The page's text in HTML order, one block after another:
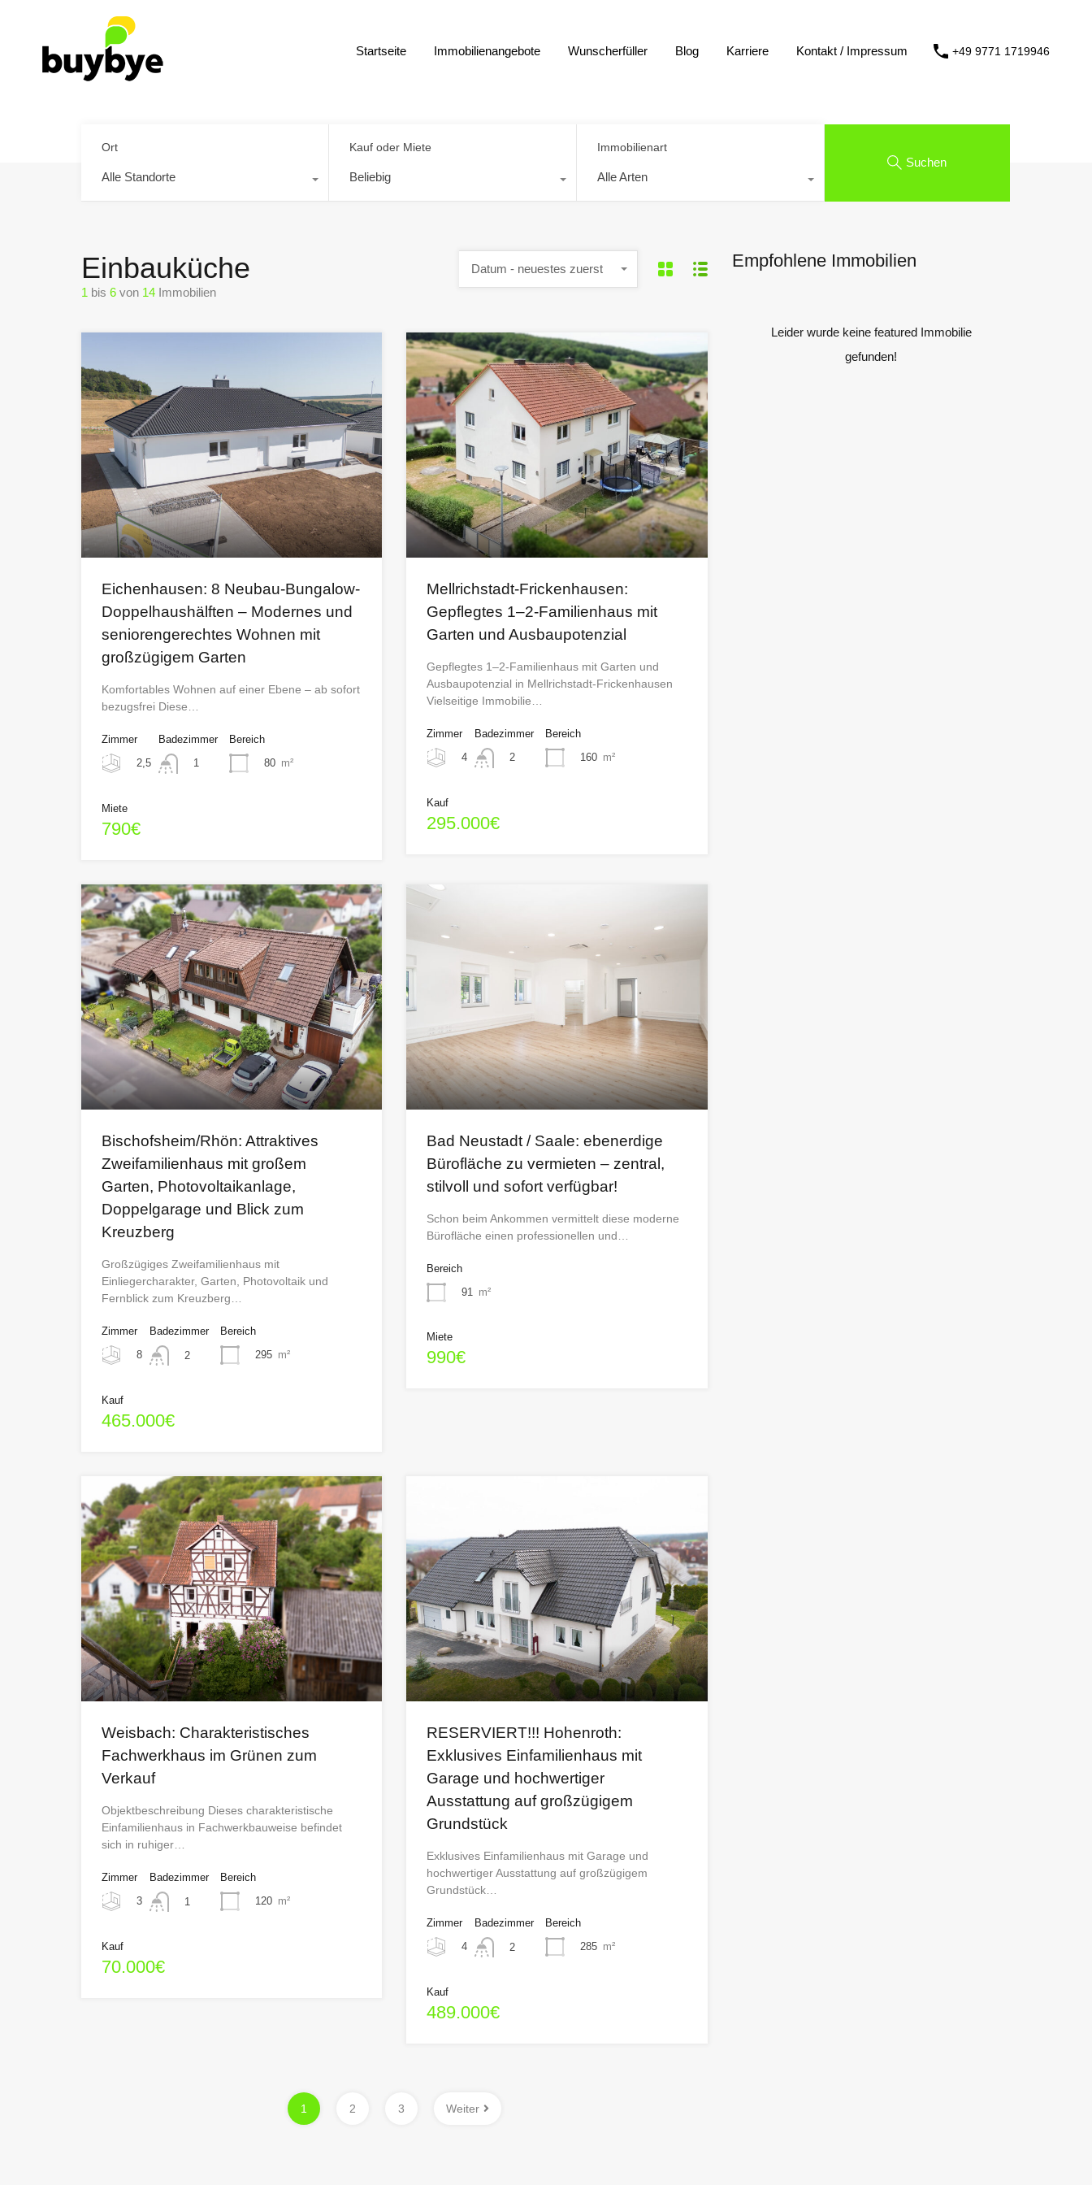
Startseite Immobilienangebote Wunscherfüller Blog Karriere Kontakt / Impressum +49 9771 1719946
Ort
Alle Standorte
Kauf oder Miete
Beliebig
Immobilienart
Alle Arten
Suchen
Einbauküche
1 bis 6 von 14 Immobilien
Datum - neuestes zuerst
Eichenhausen: 8 Neubau-Bungalow-
Doppelhaushälften – Modernes und
seniorengerechtes Wohnen mit
großzügigem Garten
Komfortables Wohnen auf einer Ebene – ab sofort
bezugsfrei Diese…
Zimmer
2,5
Badezimmer
1
Bereich
80 m²
Miete
790€
Mellrichstadt-Frickenhausen:
Gepflegtes 1–2-Familienhaus mit
Garten und Ausbaupotenzial
Gepflegtes 1–2-Familienhaus mit Garten und
Ausbaupotenzial in Mellrichstadt-Frickenhausen
Vielseitige Immobilie…
Zimmer
4
Badezimmer
2
Bereich
160 m²
Kauf
295.000€
Bischofsheim/Rhön: Attraktives
Zweifamilienhaus mit großem
Garten, Photovoltaikanlage,
Doppelgarage und Blick zum
Kreuzberg
Großzügiges Zweifamilienhaus mit
Einliegercharakter, Garten, Photovoltaik und
Fernblick zum Kreuzberg…
Zimmer
8
Badezimmer
2
Bereich
295 m²
Kauf
465.000€
Bad Neustadt / Saale: ebenerdige
Bürofläche zu vermieten – zentral,
stilvoll und sofort verfügbar!
Schon beim Ankommen vermittelt diese moderne
Bürofläche einen professionellen und…
Bereich
91 m²
Miete
990€
Weisbach: Charakteristisches
Fachwerkhaus im Grünen zum
Verkauf
Objektbeschreibung Dieses charakteristische
Einfamilienhaus in Fachwerkbauweise befindet
sich in ruhiger…
Zimmer
3
Badezimmer
1
Bereich
120 m²
Kauf
70.000€
RESERVIERT!!! Hohenroth:
Exklusives Einfamilienhaus mit
Garage und hochwertiger
Ausstattung auf großzügigem
Grundstück
Exklusives Einfamilienhaus mit Garage und
hochwertiger Ausstattung auf großzügigem
Grundstück…
Zimmer
4
Badezimmer
2
Bereich
285 m²
Kauf
489.000€
1 2 3 Weiter
Empfohlene Immobilien
Leider wurde keine featured Immobilie
gefunden!